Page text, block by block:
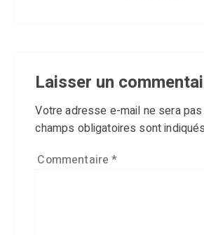
Laisser un
Votre adresse e-mail ne sera pas
champs obligatoires sont
Commentaire*